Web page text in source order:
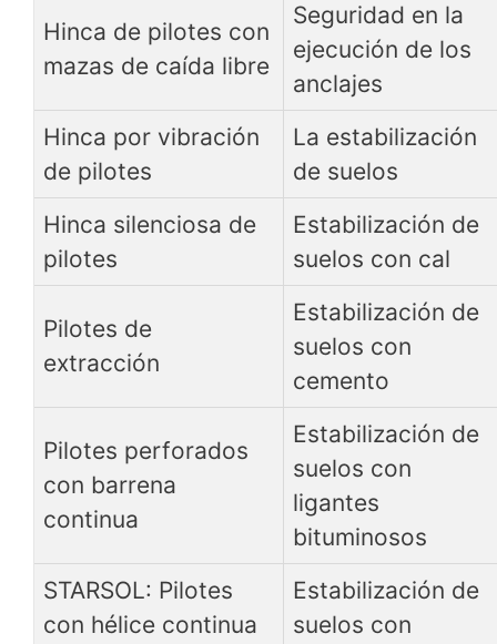
Hinca de pilotes con
mazas de caída libre
Seguridad en la
ejecución de los
anclajes
Hinca por vibración
de pilotes
La estabilización
de suelos
Hinca silenciosa de
pilotes
Estabilización de
suelos con cal
Pilotes de
extracción
Estabilización de
suelos con
cemento
Pilotes perforados
con barrena
continua
Estabilización de
suelos con
ligantes
bituminosos
STARSOL: Pilotes
con hélice continua
Estabilización de
suelos con